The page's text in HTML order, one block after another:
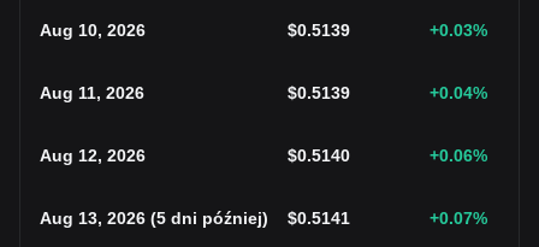
Aug 10, 2026 $0.5139 +0.03%
Aug 11, 2026 $0.5139 +0.04%
Aug 12, 2026 $0.5140 +0.06%
Aug 13, 2026 (5 dni później) $0.5141 +0.07%